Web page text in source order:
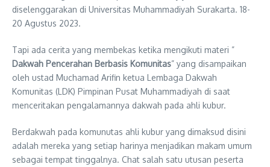
diselenggarakan di Universitas Muhammadiyah Surakarta. 18-
20 Agustus 2023.
Tapi ada cerita yang membekas ketika mengikuti materi ”
Dakwah Pencerahan Berbasis Komunitas” yang disampaikan
oleh ustad Muchamad Arifin ketua Lembaga Dakwah
Komunitas (LDK) Pimpinan Pusat Muhammadiyah di saat
menceritakan pengalamannya dakwah pada ahli kubur.
Berdakwah pada komunutas ahli kubur yang dimaksud disini
adalah mereka yang setiap harinya menjadikan makam umum
sebagai tempat tinggalnya. Chat salah satu utusan peserta